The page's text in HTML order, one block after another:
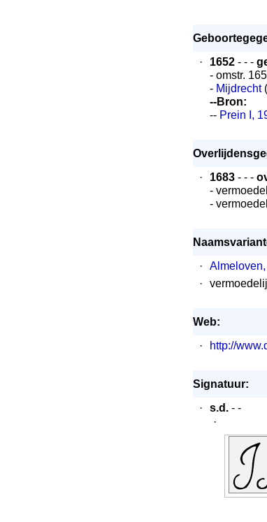
·
1652 - - -
- omstr.
- Mijdrecht
--Bron:
-- Prein I,
·
1683 - - -
-
-
·
·
Web:
·
http://
Signatuur:
·
s.d. - -
·